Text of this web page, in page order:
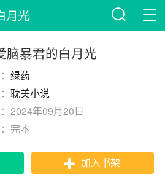
月光
脑暴君的白月光
绿药
耽美小说
2024年09月20日
完本
加入书架